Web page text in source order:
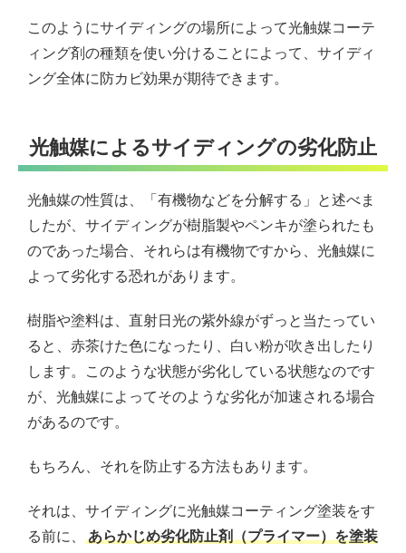
このようにサイディングの場所によって光触媒コーテ
ィング剤の種類を使い分けることによって、サイディ
ング全体に防カビ効果が期待できます。
光触媒によるサイディングの劣化防止
光触媒の性質は、「有機物などを分解する」と述べま
したが、サイディングが樹脂製やペンキが塗られたも
のであった場合、それらは有機物ですから、光触媒に
よって劣化する恐れがあります。
樹脂や塗料は、直射日光の紫外線がずっと当たってい
ると、赤茶けた色になったり、白い粉が吹き出したり
します。このような状態が劣化している状態なのです
が、光触媒によってそのような劣化が加速される場合
があるのです。
もちろん、それを防止する方法もあります。
それは、サイディングに光触媒コーティング塗装をす
る前に、
あらかじめ劣化防止剤（プライマー）を塗装